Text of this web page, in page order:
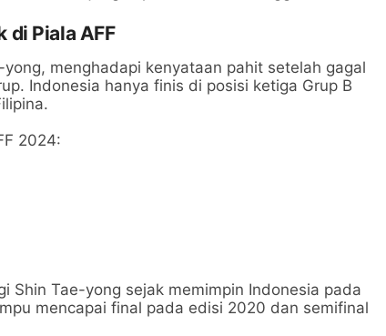
di Piala AFF
menghadapi kenyataan pahit setelah gagal
Indonesia hanya finis di posisi ketiga Grup B
2024:
Shin Tae-yong sejak memimpin Indonesia pada
mencapai final pada edisi 2020 dan semifinal